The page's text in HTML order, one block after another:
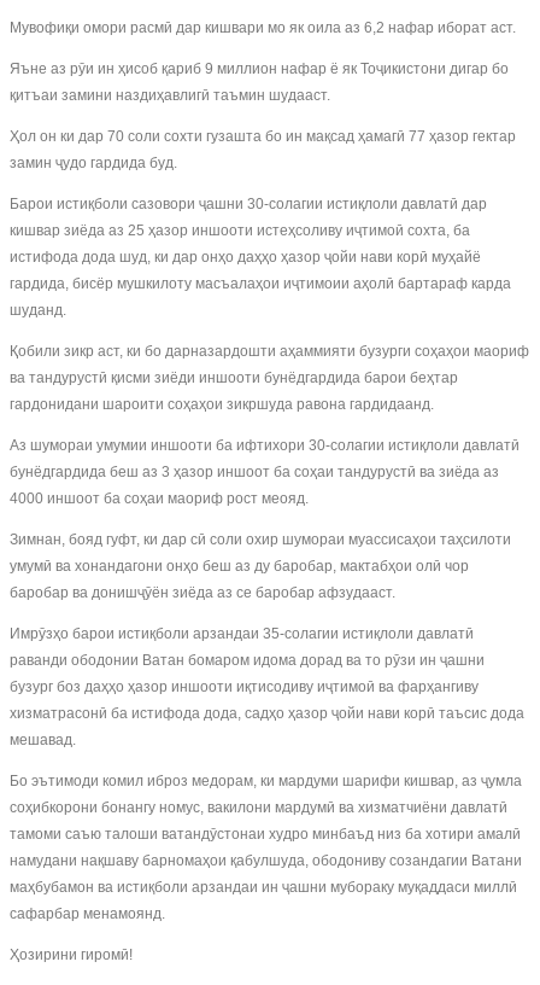
Мувофиқи омори расмӣ дар кишвари мо як оила аз 6,2 нафар иборат аст.
Яъне аз рӯи ин ҳисоб қариб 9 миллион нафар ё як Тоҷикистони дигар бо
қитъаи замини наздиҳавлигӣ таъмин шудааст.
Ҳол он ки дар 70 соли сохти гузашта бо ин мақсад ҳамагӣ 77 ҳазор гектар
замин ҷудо гардида буд.
Барои истиқболи сазовори ҷашни 30-солагии истиқлоли давлатӣ дар
кишвар зиёда аз 25 ҳазор иншооти истеҳсоливу иҷтимоӣ сохта, ба
истифода дода шуд, ки дар онҳо даҳҳо ҳазор ҷойи нави корӣ муҳайё
гардида, бисёр мушкилоту масъалаҳои иҷтимоии аҳолӣ бартараф карда
шуданд.
Қобили зикр аст, ки бо дарназардошти аҳаммияти бузурги соҳаҳои маориф
ва тандурустӣ қисми зиёди иншооти бунёдгардида барои беҳтар
гардонидани шароити соҳаҳои зикршуда равона гардидаанд.
Аз шумораи умумии иншооти ба ифтихори 30-солагии истиқлоли давлатӣ
бунёдгардида беш аз 3 ҳазор иншоот ба соҳаи тандурустӣ ва зиёда аз
4000 иншоот ба соҳаи маориф рост меояд.
Зимнан, бояд гуфт, ки дар сӣ соли охир шумораи муассисаҳои таҳсилоти
умумӣ ва хонандагони онҳо беш аз ду баробар, мактабҳои олӣ чор
баробар ва донишҷӯён зиёда аз се баробар афзудааст.
Имрӯзҳо барои истиқболи арзандаи 35-солагии истиқлоли давлатӣ
раванди ободонии Ватан бомаром идома дорад ва то рӯзи ин ҷашни
бузург боз даҳҳо ҳазор иншооти иқтисодиву иҷтимоӣ ва фарҳангиву
хизматрасонӣ ба истифода дода, садҳо ҳазор ҷойи нави корӣ таъсис дода
мешавад.
Бо эътимоди комил иброз медорам, ки мардуми шарифи кишвар, аз ҷумла
соҳибкорони бонангу номус, вакилони мардумӣ ва хизматчиёни давлатӣ
тамоми саъю талоши ватандӯстонаи худро минбаъд низ ба хотири амалӣ
намудани нақшаву барномаҳои қабулшуда, ободониву созандагии Ватани
маҳбубамон ва истиқболи арзандаи ин ҷашни мубораку муқаддаси миллӣ
сафарбар менамоянд.
Ҳозирини гиромӣ!